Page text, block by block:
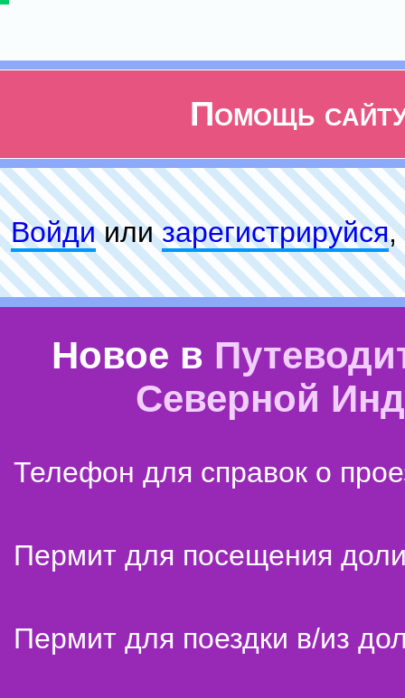
Помощь
Войдиилизарeгиcтpируйся,
Новое в
Северной
Телефон для справок о
Пермит для посещения
Пермит для поездки в/из